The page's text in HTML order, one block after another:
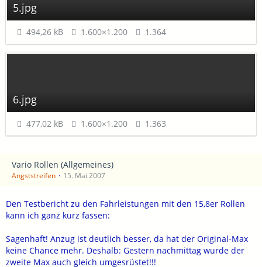
5.jpg
494,26 kB 1.600×1.200 1.364
6.jpg
477,02 kB 1.600×1.200 1.363
Vario Rollen (Allgemeines)
Angststreifen 15. Mai 2007
Den Testbericht zu den Fahrleistungen mit den 15,8er Rollen
kann ich ganz kurz fassen:
Sagenhaft! Anzug ist deutlich besser, da hat der Original-Max
keine Chance mehr. Deshalb: Gestern nachmittag wurde der
zweite Max auch gleich umgesrüstet!!!